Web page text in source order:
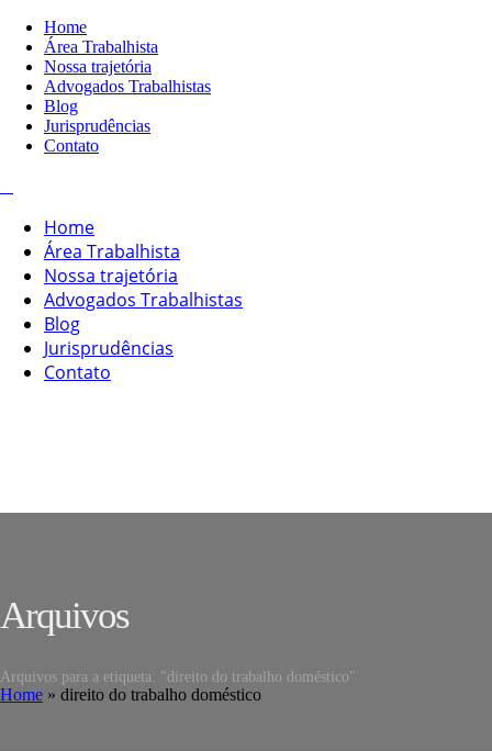
Home
Área Trabalhista
Nossa trajetória
Advogados Trabalhistas
Blog
Jurisprudências
Contato
Home
Área Trabalhista
Nossa trajetória
Advogados Trabalhistas
Blog
Jurisprudências
Contato
Arquivos
Arquivos para a etiqueta: "direito do trabalho doméstico"
Home » direito do trabalho doméstico